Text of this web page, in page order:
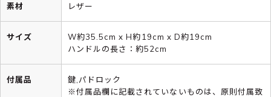
素材 レザー
サイズ
W約35.5cm x H約19cm x D約19cm
ハンドルの長さ：約52cm
付属品
鍵,パドロック
※付属品欄に記載されていないものは、原則付属致